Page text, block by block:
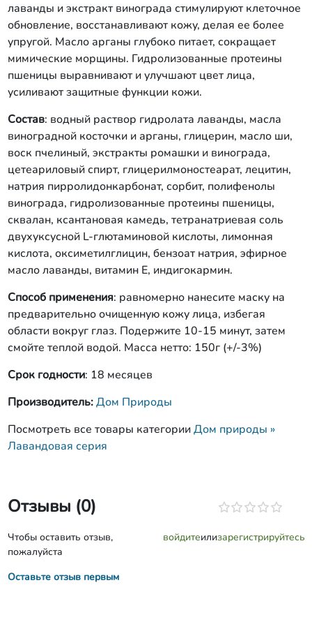
лаванды и экстракт винограда стимулируют клеточное
обновление, восстанавливают кожу, делая ее более
упругой. Масло арганы глубоко питает, сокращает
мимические морщины. Гидролизованные протеины
пшеницы выравнивают и улучшают цвет лица,
усиливают защитные функции кожи.
Состав: водный раствор гидролата лаванды, масла
виноградной косточки и арганы, глицерин, масло ши,
воск пчелиный, экстракты ромашки и винограда,
цетеариловый спирт, глицерилмоностеарат, лецитин,
натрия пирролидонкарбонат, сорбит, полифенолы
винограда, гидролизованные протеины пшеницы,
сквалан, ксантановая камедь, тетранатриевая соль
двухуксусной L-глютаминовой кислоты, лимонная
кислота, оксиметилглицин, бензоат натрия, эфирное
масло лаванды, витамин Е, индигокармин.
Способ применения: равномерно нанесите маску на
предварительно очищенную кожу лица, избегая
области вокруг глаз. Подержите 10-15 минут, затем
смойте теплой водой. Масса нетто: 150г (+/-3%)
Срок годности: 18 месяцев
Производитель:Дом Природы
Посмотреть все товары категорииДом природы »
Лавандовая серия
Отзывы (0)
Чтобы оставить отзыв,
пожалуйста
войдитеилизарегистрируйтесь
Оставьте отзыв первым